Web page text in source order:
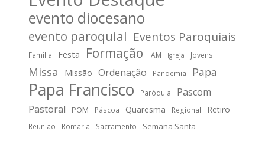
evento diocesano
evento paroquial Eventos Paroquiais
Família Festa Formação IAM Igreja Jovens
Missa Missão Ordenação Pandemia Papa
Papa Francisco Paróquia
Pascom
Pastoral
POM Páscoa Quaresma Regional Retiro
Reunião Romaria Sacramento Semana Santa